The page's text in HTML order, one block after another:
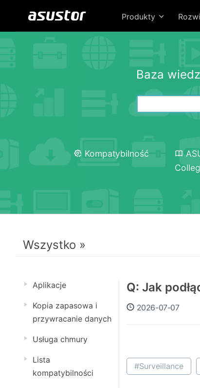
Produkty
Baza
Kompatybilność
Wszystko »
Aplikacje
Kopia zapasowa i
przywracanie danych
Usługa chmury
Lista
kompatybilności
Q: Jak
2026-07-07
#Surveillance